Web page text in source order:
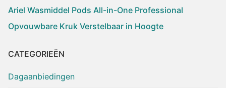
Ariel Wasmiddel Pods All-in-One Professional
Opvouwbare Kruk Verstelbaar in Hoogte
CATEGORIEËN
Dagaanbiedingen